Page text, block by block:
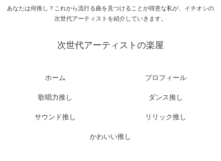
あなたは何推し？これから流行る曲を見つけることが得意な私が、イチオシの
次世代アーティストを紹介していきます。
次世代アーティストの楽屋
ホーム プロフィール
歌唱力推し ダンス推し
サウンド推し リリック推し
かわいい推し